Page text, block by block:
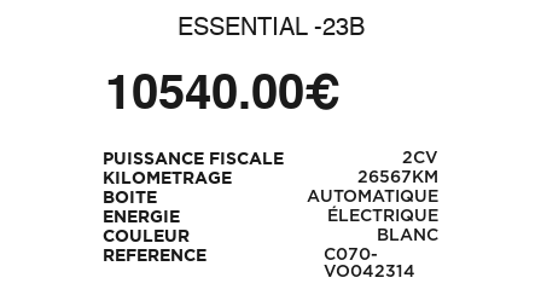
ESSENTIAL -23B
10540.00€
PUISSANCE FISCALE 2CV
KILOMETRAGE 26567KM
BOITE AUTOMATIQUE
ENERGIE ÉLECTRIQUE
COULEUR BLANC
REFERENCE
C070-
VO042314